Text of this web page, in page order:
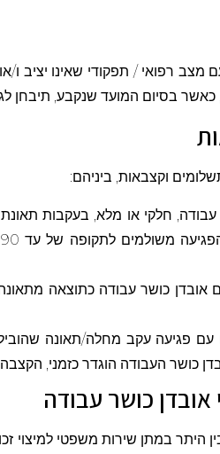
רפואי / תפקודי שאינו יציב
כאשר בסיום המועד שנקבע, תיבחן
וקצבאות, ביניהם:
כושר עבודה כתוצאה
אובדן כושר עבודה
היתר במתן שירות משפטי למיצוי